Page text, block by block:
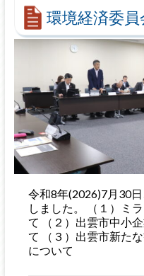
環境経済委員
令和8年(2026)7月30
しました。 （１）ミ
て （２）出雲市中小
て （３）出雲市新た
について